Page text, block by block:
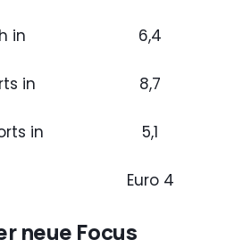
in
6,4
in
8,7
in
5,1
Euro 4
neue Focus